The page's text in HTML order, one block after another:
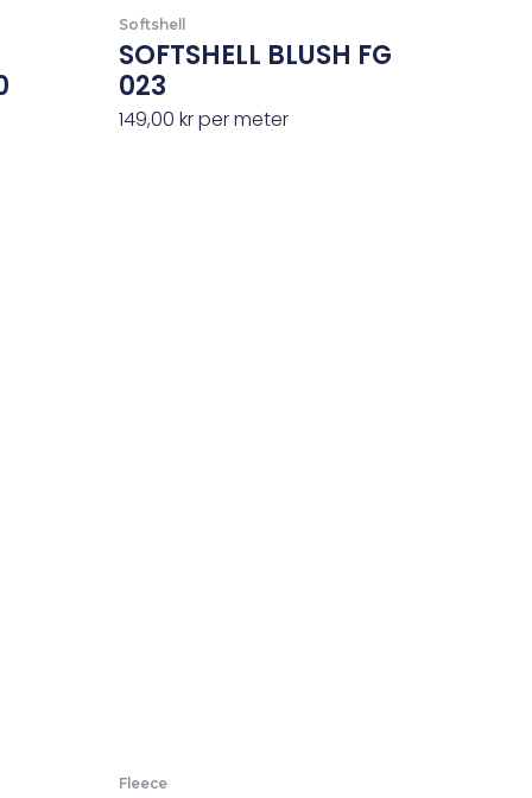
Softshell
SOFTSHELL BLUSH FG
023
149,00krper meter
Fleece